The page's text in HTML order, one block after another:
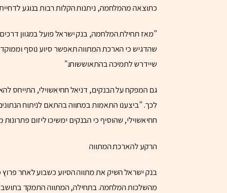
כתוצאה מהמלחמה, ניתנות הקלות רבות בנוגע
"מאז תחילת המלחמה, בנק ישראל פועל במגוון
שהדגיש כי הארכת המתווה תאפשר סיוע נוסף
שיידרש לתמיכה בהתאוששותו."
גם המפקח על הבנקים, דניאל חחיאשוילי, התייחס
לכך. "ביצענו התאמות במתווה בהתאם לניתוח
חחיאשוילי, שהוסיף כי הבנקים ימשיכו ליזום
הרקע להארכת המתווה
בנק ישראל השיק את מתווה הסיוע כשבוע לאחר
מהשלכות המלחמה. בתחילה, המתווה התמקד בתושבי